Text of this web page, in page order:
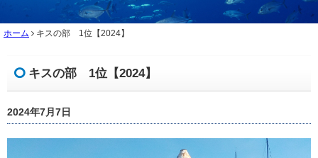
ホーム キスの部 1位【2024】
キスの部 1位【2024】
2024年7月7日